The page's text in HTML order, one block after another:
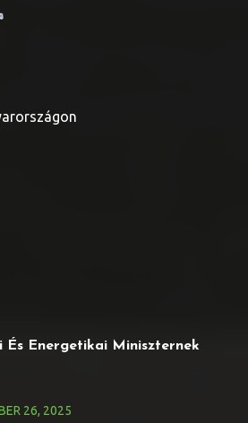
És Energetikai Miniszternek
26, 2025